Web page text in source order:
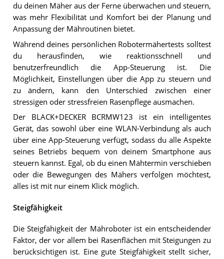
du deinen Mäher aus der Ferne überwachen und steuern,
was mehr Flexibilität und Komfort bei der Planung und
Anpassung der Mähroutinen bietet.
Während deines persönlichen Robotermähertests solltest
du herausfinden, wie reaktionsschnell und
benutzerfreundlich die App-Steuerung ist. Die
Möglichkeit, Einstellungen über die App zu steuern und
zu ändern, kann den Unterschied zwischen einer
stressigen oder stressfreien Rasenpflege ausmachen.
Der BLACK+DECKER BCRMW123 ist ein intelligentes
Gerät, das sowohl über eine WLAN-Verbindung als auch
über eine App-Steuerung verfügt, sodass du alle Aspekte
seines Betriebs bequem von deinem Smartphone aus
steuern kannst. Egal, ob du einen Mähtermin verschieben
oder die Bewegungen des Mähers verfolgen möchtest,
alles ist mit nur einem Klick möglich.
Steigfähigkeit
Die Steigfähigkeit der Mähroboter ist ein entscheidender
Faktor, der vor allem bei Rasenflächen mit Steigungen zu
berücksichtigen ist. Eine gute Steigfähigkeit stellt sicher,